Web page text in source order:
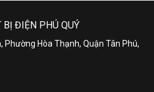
BỊ ĐIỆN PHÚ QUÝ
Phường Hòa Thạnh, Quận Tân Phú,